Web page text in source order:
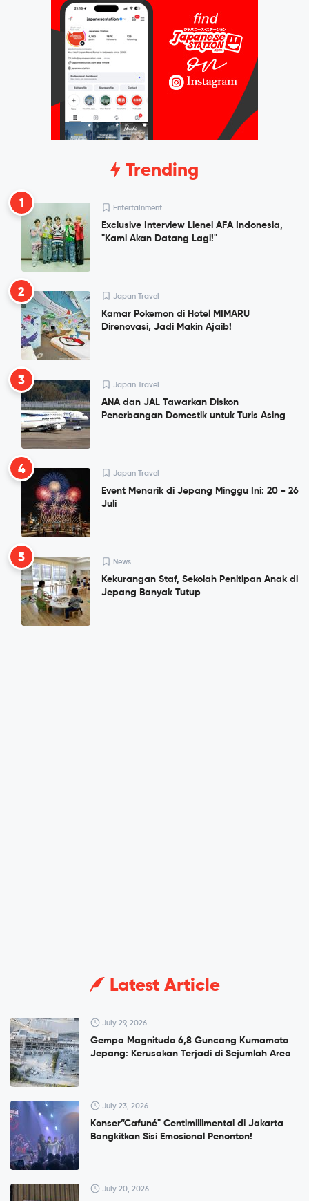
Trending
1 Entertainment
Exclusive Interview Lienel AFA Indonesia,
"Kami Akan Datang Lagi!"
2 Japan Travel
Kamar Pokemon di Hotel MIMARU
Direnovasi, Jadi Makin Ajaib!
3 Japan Travel
ANA dan JAL Tawarkan Diskon
Penerbangan Domestik untuk Turis Asing
4 Japan Travel
Event Menarik di Jepang Minggu Ini: 20 - 26
Juli
5 News
Kekurangan Staf, Sekolah Penitipan Anak di
Jepang Banyak Tutup
Latest Article
July 29, 2026
Gempa Magnitudo 6,8 Guncang Kumamoto
Jepang: Kerusakan Terjadi di Sejumlah Area
July 23, 2026
Konser”Cafuné" Centimillimental di Jakarta
Bangkitkan Sisi Emosional Penonton!
July 20, 2026